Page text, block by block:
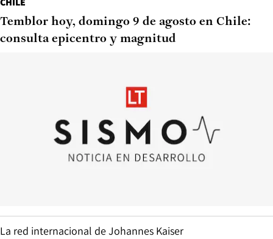
Temblor hoy, domingo 9 de agosto en Chile:
consulta epicentro y magnitud
La red internacional de Johannes Kaiser